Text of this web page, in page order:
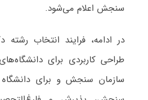
سنجش اعلام می‌شود.
در ادامه، فرایند انتخاب
طراحی کاربردی برای
سازمان سنجش و برای